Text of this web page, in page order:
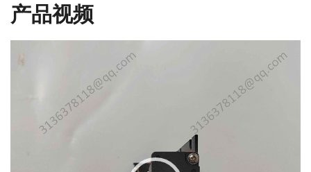
产品视频